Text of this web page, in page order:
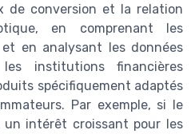
de conversion et la relation
en comprenant les
en analysant les données
institutions financières
spécifiquement adaptés
Par exemple, si le
intérêt croissant pour les